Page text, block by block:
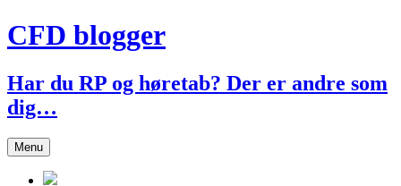
Hop
til
CFD blogger
Har du RP og høretab? Der er andre som
dig…
Menu